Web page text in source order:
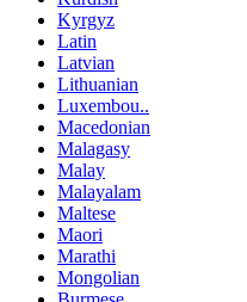
Kyrgyz
Latin
Latvian
Lithuanian
Luxembou..
Macedonian
Malagasy
Malay
Malayalam
Maltese
Maori
Marathi
Mongolian